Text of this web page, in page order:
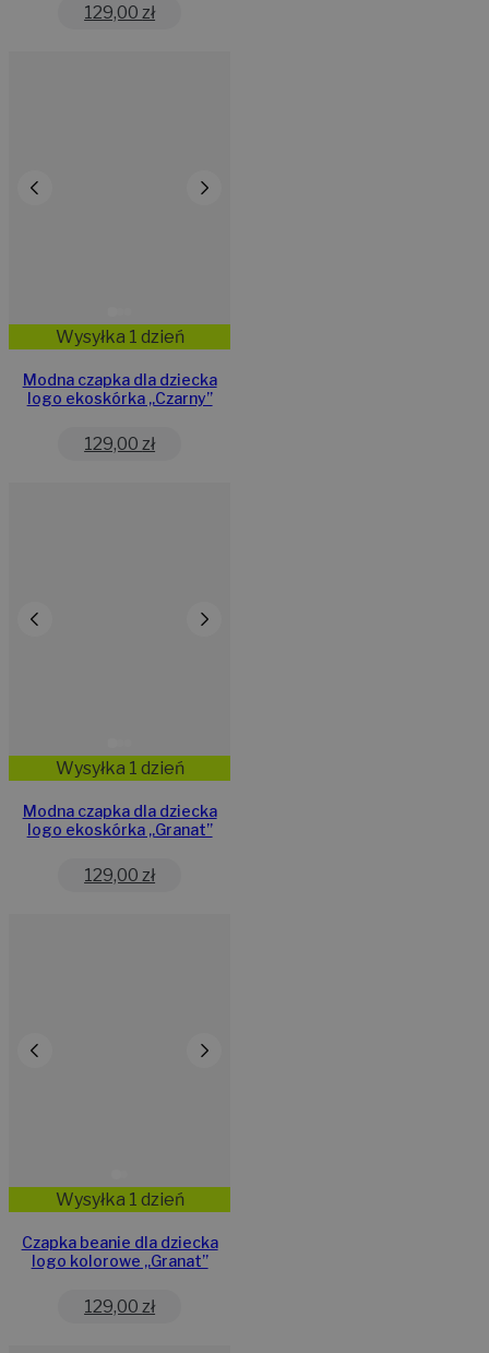
129,00 zł
Wysyłka 1 dzień
Modna czapka dla dziecka
logo ekoskórka „Czarny”
129,00 zł
Wysyłka 1 dzień
Modna czapka dla dziecka
logo ekoskórka „Granat”
129,00 zł
Wysyłka 1 dzień
Czapka beanie dla dziecka
logo kolorowe „Granat”
129,00 zł